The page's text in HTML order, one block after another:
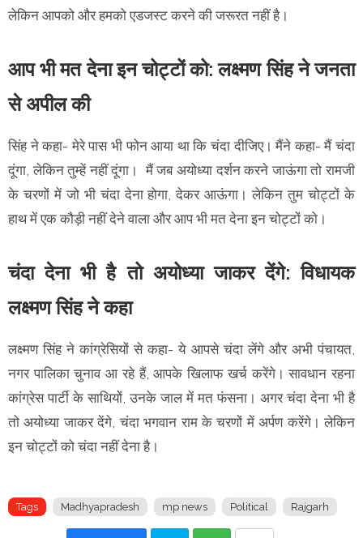
लेकिन आपको और हमको एडजस्ट करने की जरूरत नहीं है।
आप भी मत देना इन चोट्टों को: लक्ष्मण सिंह ने जनता
से अपील की
सिंह ने कहा- मेरे पास भी फोन आया था कि चंदा दीजिए। मैंने कहा- मैं चंदा
दूंगा, लेकिन तुम्हें नहीं दूंगा। मैं जब अयोध्या दर्शन करने जाऊंगा तो रामजी
के चरणों में जो भी चंदा देना होगा, देकर आऊंगा। लेकिन तुम चोट्टों के
हाथ में एक कौड़ी नहीं देने वाला और आप भी मत देना इन चोट्टों को।
चंदा देना भी है तो अयोध्या जाकर देंगे: विधायक
लक्ष्मण सिंह ने कहा
लक्ष्मण सिंह ने कांग्रेसियों से कहा- ये आपसे चंदा लेंगे और अभी पंचायत,
नगर पालिका चुनाव आ रहे हैं, आपके खिलाफ खर्च करेंगे। सावधान रहना
कांग्रेस पार्टी के साथियों, उनके जाल में मत फंसना। अगर चंदा देना भी है
तो अयोध्या जाकर देंगे, चंदा भगवान राम के चरणों में अर्पण करेंगे। लेकिन
इन चोट्टों को चंदा नहीं देना है।
Tags Madhyapradesh mp news Political Rajgarh